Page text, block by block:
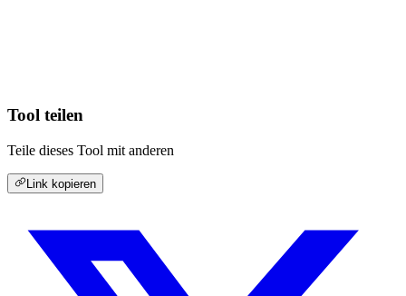
Tool teilen
Teile dieses Tool mit anderen
Link kopieren